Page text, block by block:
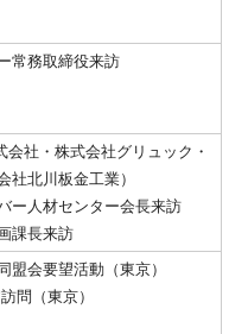
常務取締役来訪
社・株式会社グリュック・
社北川板金工業）
ー人材センター会長来訪
課長来訪
盟会要望活動（東京）
問（東京）